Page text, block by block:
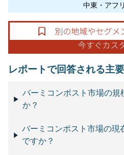
中東・アフ
レポートで回答される主
バーミコンポスト市場の規
か？
バーミコンポスト市場の現
ですか？